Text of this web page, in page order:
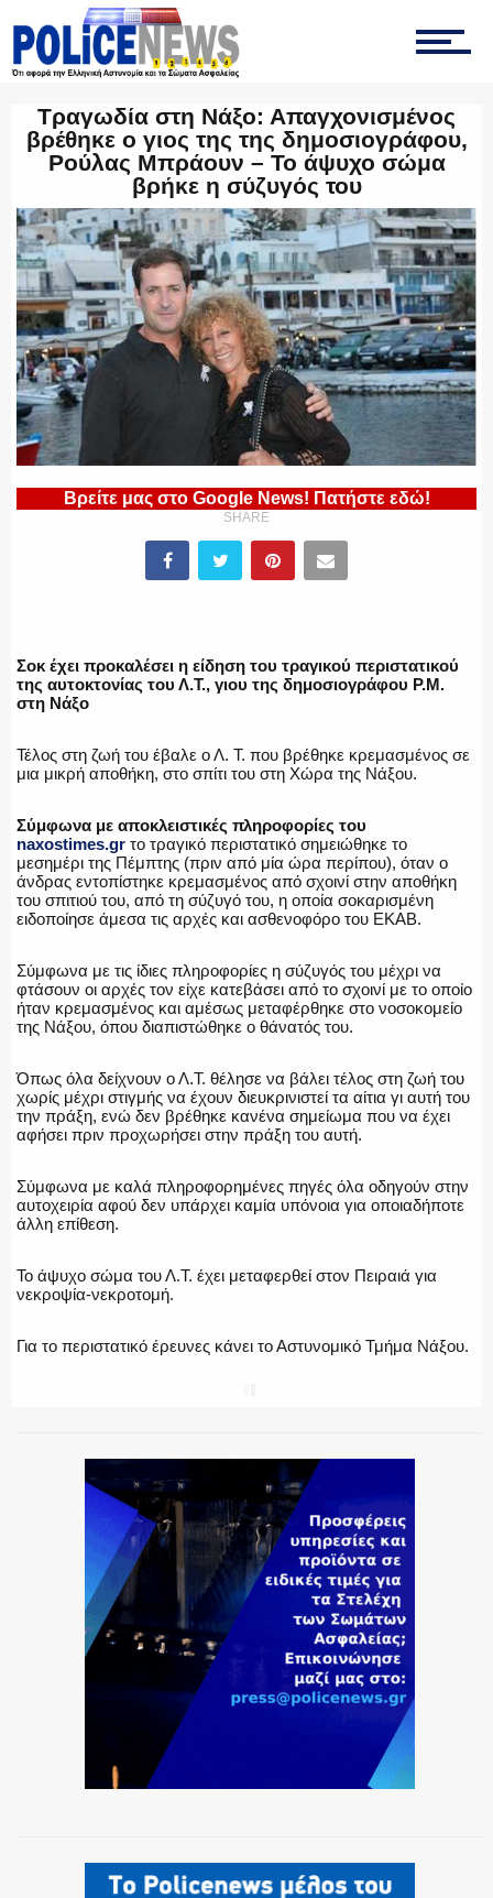
ΤΡΟΧΑΙΑ
ΟΠΚΕ
ΟΜΑΔΑ “Ζ”
ΕΚΑΜ
ΕΛΛΗΝΙΚΗ ΑΣΤΥΝΟΜΙΑ
ΠΥΡΟΣΒΕΣΤΙΚΗ
ΕΝΟΠΛΕΣ ΔΥΝΑΜΕΙΣ
ΕΚΑΒ
ΑΣΤΥΝΟΜΙΚΟ ΡΕΠΟΡΤΑΖ
Η ΦΩΝΗ ΣΟΥ
ΟΠΛΑ/ΕΞΟΠΛΙΣΜΟΣ
Τραγωδία στη Νάξο: Απαγχονισμένος
βρέθηκε ο γιος της της δημοσιογράφου,
Ρούλας Μπράουν – Το άψυχο σώμα
βρήκε η σύζυγός του
Βρείτε μας στο Google News! Πατήστε εδώ!
SHARE
Σοκ έχει προκαλέσει η είδηση του τραγικού περιστατικού
της αυτοκτονίας του Λ.Τ., γιου της δημοσιογράφου Ρ.Μ.
στη Νάξο
Τέλος στη ζωή του έβαλε ο Λ. Τ. που βρέθηκε κρεμασμένος σε
μια μικρή αποθήκη, στο σπίτι του στη Χώρα της Νάξου.
Σύμφωνα με αποκλειστικές πληροφορίες του
naxostimes.gr το τραγικό περιστατικό σημειώθηκε το
μεσημέρι της Πέμπτης (πριν από μία ώρα περίπου), όταν ο
άνδρας εντοπίστηκε κρεμασμένος από σχοινί στην αποθήκη
του σπιτιού του, από τη σύζυγό του, η οποία σοκαρισμένη
ειδοποίησε άμεσα τις αρχές και ασθενοφόρο του ΕΚΑΒ.
Σύμφωνα με τις ίδιες πληροφορίες η σύζυγός του μέχρι να
φτάσουν οι αρχές τον είχε κατεβάσει από το σχοινί με το οποίο
ήταν κρεμασμένος και αμέσως μεταφέρθηκε στο νοσοκομείο
της Νάξου, όπου διαπιστώθηκε ο θάνατός του.
Όπως όλα δείχνουν ο Λ.Τ. θέλησε να βάλει τέλος στη ζωή του
χωρίς μέχρι στιγμής να έχουν διευκρινιστεί τα αίτια γι αυτή του
την πράξη, ενώ δεν βρέθηκε κανένα σημείωμα που να έχει
αφήσει πριν προχωρήσει στην πράξη του αυτή.
Σύμφωνα με καλά πληροφορημένες πηγές όλα οδηγούν στην
αυτοχειρία αφού δεν υπάρχει καμία υπόνοια για οποιαδήποτε
άλλη επίθεση.
Το άψυχο σώμα του Λ.Τ. έχει μεταφερθεί στον Πειραιά για
νεκροψία-νεκροτομή.
Για το περιστατικό έρευνες κάνει το Αστυνομικό Τμήμα Νάξου.